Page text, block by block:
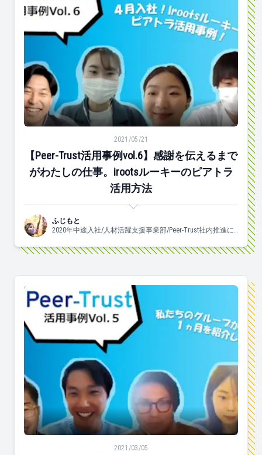
【Peer-Trust活用事例vol.6】感謝を伝えるまでがわたし
2021/05/21
【Peer-Trust活用事例vol.6】感謝を伝えるまで
がわたしの仕事。irootsルーキーのピアトラ
活用方法
ふじもと
2020年中途入社/人材活躍支援事業部/Peer-Trust社内推進に
【Peer-Trust活用事例vol.5】どんなときでも仕事を楽し
2021/03/05